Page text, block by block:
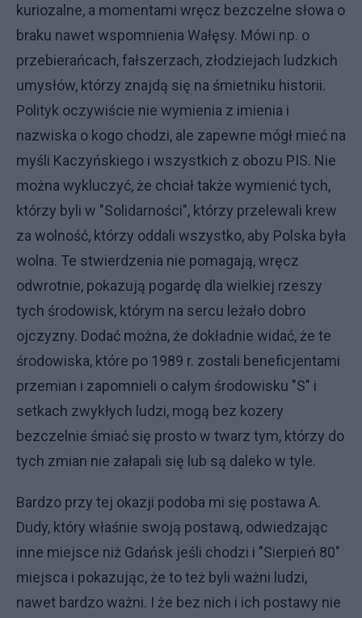
kuriozalne, a momentami wręcz bezczelne słowa o
braku nawet wspomnienia Wałęsy. Mówi np. o
przebierańcach, fałszerzach, złodziejach ludzkich
umysłów, którzy znajdą się na śmietniku historii.
Polityk oczywiście nie wymienia z imienia i
nazwiska o kogo chodzi, ale zapewne mógł mieć na
myśli Kaczyńskiego i wszystkich z obozu PIS. Nie
można wykluczyć, że chciał także wymienić tych,
którzy byli w "Solidarności", którzy przelewali krew
za wolność, którzy oddali wszystko, aby Polska była
wolna. Te stwierdzenia nie pomagają, wręcz
odwrotnie, pokazują pogardę dla wielkiej rzeszy
tych środowisk, którym na sercu leżało dobro
ojczyzny. Dodać można, że dokładnie widać, że te
środowiska, które po 1989 r. zostali beneficjentami
przemian i zapomnieli o całym środowisku "S" i
setkach zwykłych ludzi, mogą bez kozery
bezczelnie śmiać się prosto w twarz tym, którzy do
tych zmian nie załapali się lub są daleko w tyle.
Bardzo przy tej okazji podoba mi się postawa A.
Dudy, który właśnie swoją postawą, odwiedzając
inne miejsce niż Gdańsk jeśli chodzi i "Sierpień 80"
miejsca i pokazując, że to też byli ważni ludzi,
nawet bardzo ważni. I że bez nich i ich postawy nie